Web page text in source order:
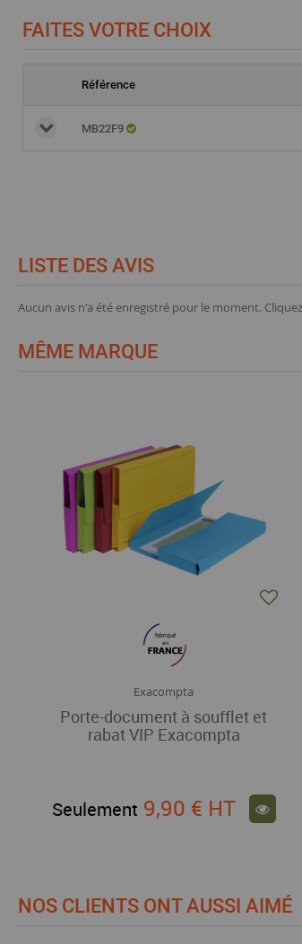
FAITES VOTRE CHOIX
Référence
MB22F9
LISTE DES AVIS
Aucun avis n'a été enregistré pour le moment.
MÊME MARQUE
Exacompta
Porte-document à soufflet et
rabat VIP Exacompta
Seulement 9,90 € HT
NOS CLIENTS ONT AUSSI AIMÉ